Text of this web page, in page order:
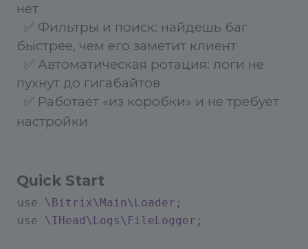
нет
✅ Фильтры и поиск: найдёшь баг
быстрее, чем его заметит клиент
✅ Автоматическая ротация: логи не
пухнут до гигабайтов
✅ Работает «из коробки» и не требует
настройки
Quick Start
use \Bitrix\Main\Loader;
use \IHead\Logs\FileLogger;